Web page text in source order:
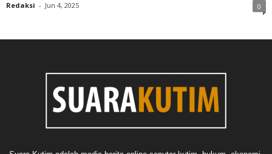
Redaksi - Jun 4, 2025 0